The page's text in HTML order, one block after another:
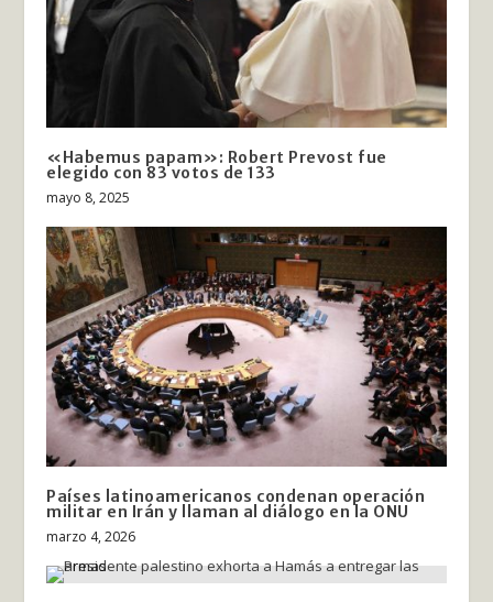
«Habemus papam»: Robert Prevost fue
elegido con 83 votos de 133
mayo 8, 2025
Países latinoamericanos condenan operación
militar en Irán y llaman al diálogo en la ONU
marzo 4, 2026